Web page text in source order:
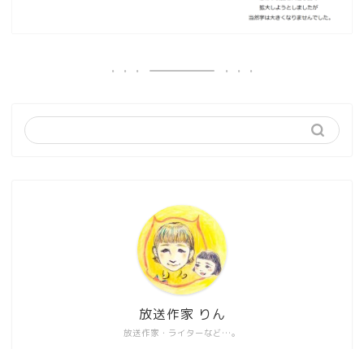
放送作家・ライターなど…。
放送作家 りん